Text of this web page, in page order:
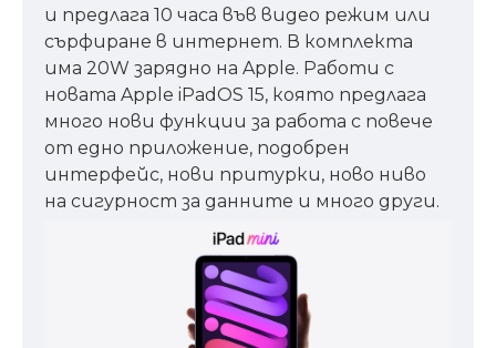
и предлага 10 часа във видео режим или
сърфиране в интернет. В комплекта
има 20W зарядно на Apple. Работи с
новата Apple iPadOS 15, която предлага
много нови функции за работа с повече
от едно приложение, подобрен
интерфейс, нови притурки, ново ниво
на сигурност за данните и много други.